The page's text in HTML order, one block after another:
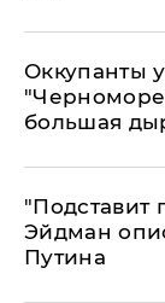
Оккупанты
большая
​"Подставит
Эйдман
Путина